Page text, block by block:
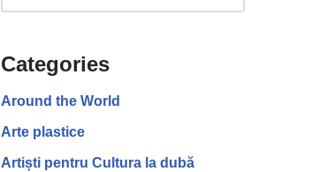
Categories
Around the World
Arte plastice
Artiști pentru Cultura la dubă